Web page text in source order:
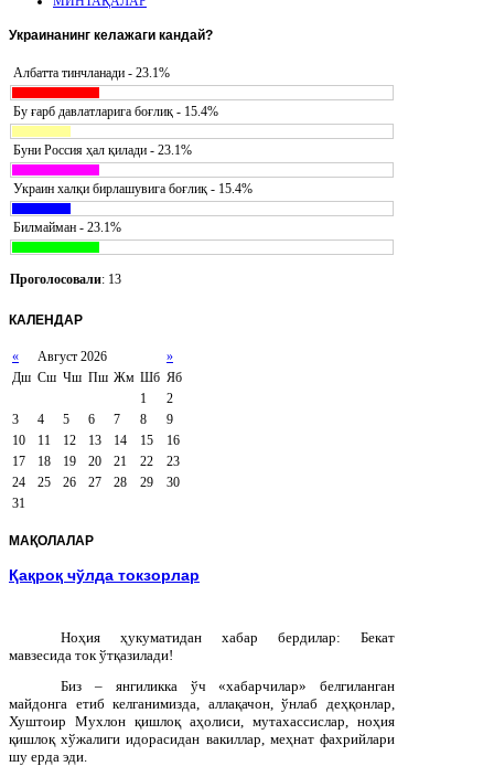
Украинанинг келажаги кандай?
Албатта тинчланади - 23.1%
Бу ғарб давлатларига боғлиқ - 15.4%
Буни Россия ҳал қилади - 23.1%
Украин халқи бирлашувига боғлиқ - 15.4%
Билмайман - 23.1%
Проголосовали: 13
КАЛЕНДАР
« Август 2026
»
Дш Сш Чш Пш Жм Шб Яб
1
2
3
4 5 6 7 8
9
10
11 12 13 14 15
16
17
18 19 20 21 22
23
24
25 26 27 28 29
30
31
МАҚОЛАЛАР
Қақроқ чўлда токзорлар
Ноҳия ҳукуматидан хабар бердилар: Бекат
мавзесида ток ўтқазилади!
Биз – янгиликка ўч «хабарчилар» белгиланган
майдонга етиб келганимизда, аллақачон, ўнлаб деҳқонлар,
Хуштоир Мухлон қишлоқ аҳолиси, мутахассислар, ноҳия
қишлоқ хўжалиги идорасидан вакиллар, меҳнат фахрийлари
шу ерда эди.